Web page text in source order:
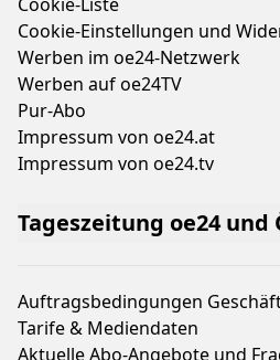
Cookie-Einstellungen und
Werben im oe24-Netzwerk
Werben auf oe24TV
Pur-Abo
Impressum von oe24.at
Impressum von oe24.tv
Tageszeitung oe24 und
Auftragsbedingungen
Tarife & Mediendaten
Aktuelle Abo-Angebote und